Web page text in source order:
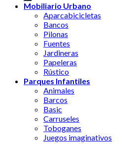
Mobiliario Urbano
Aparcabicicletas
Bancos
Pilonas
Fuentes
Jardineras
Papeleras
Rústico
Parques Infantiles
Animales
Barcos
Basic
Carruseles
Toboganes
Juegos imaginativos